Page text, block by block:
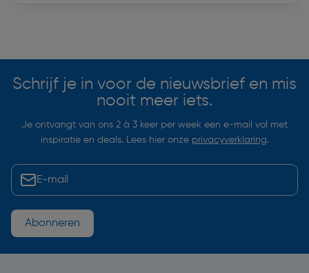
Schrijf je in voor de nieuwsbrief en mis
nooit meer iets.
Je ontvangt van ons 2 à 3 keer per week een e-mail vol met
inspiratie en deals. Lees hier onze privacyverklaring.
Abonneren